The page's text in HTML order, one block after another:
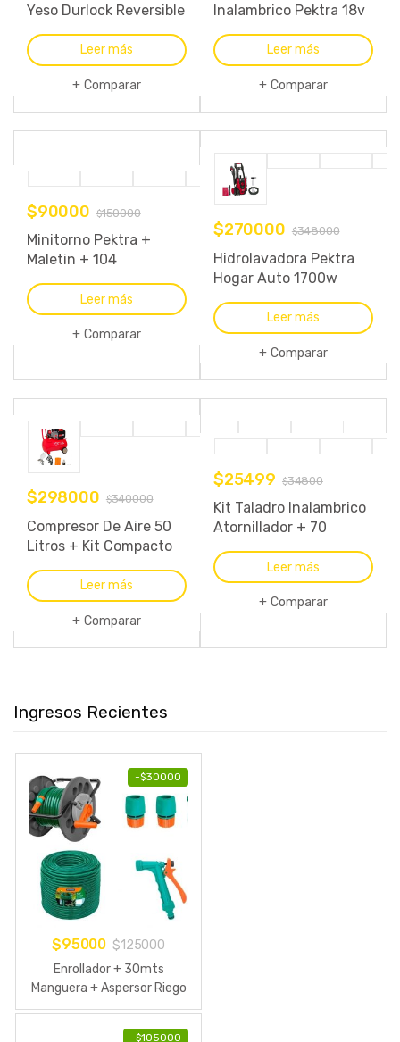
Yeso Durlock Reversible
500w Pektra
Leer más
Comparar
Inalambrico Pektra 18v
+ Bateria Litio
Leer más
Comparar
$90000 $150000
Minitorno Pektra +
Maletin + 104
Accesorios 170 W Mini
Torno
Leer más
Comparar
$270000 $348000
Hidrolavadora Pektra
Hogar Auto 1700w
110bar + Accesorios
Leer más
Comparar
$298000 $340000
Compresor De Aire 50
Litros + Kit Compacto
Pektra 2.5 Hp
Leer más
Comparar
$25499 $34800
Kit Taladro Inalambrico
Atornillador + 70
Accesorios + Maletin
Leer más
Comparar
Ingresos Recientes
-$30000
$95000 $125000
Enrollador + 30mts
Manguera + Aspersor Riego
Tramontina
-$105000